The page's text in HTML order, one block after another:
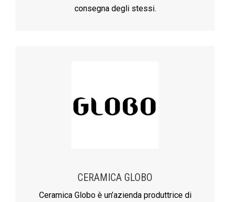
consegna degli stessi.
CERAMICA GLOBO
Ceramica Globo è un’azienda produttrice di